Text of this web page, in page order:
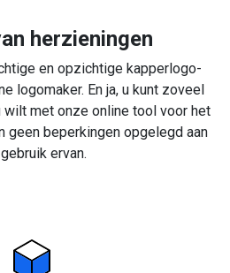
herzieningen
en opzichtige kapperlogo-
logomaker. En ja, u kunt zoveel
wilt met onze online tool voor het
geen beperkingen opgelegd aan
ervan.